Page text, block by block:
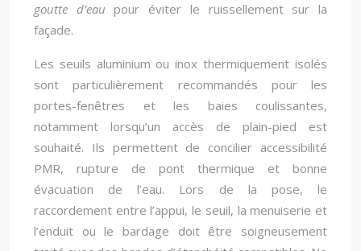
goutte d’eau pour éviter le ruissellement sur la
façade.
Les seuils aluminium ou inox thermiquement isolés
sont particulièrement recommandés pour les
portes-fenêtres et les baies coulissantes,
notamment lorsqu’un accès de plain-pied est
souhaité. Ils permettent de concilier accessibilité
PMR, rupture de pont thermique et bonne
évacuation de l’eau. Lors de la pose, le
raccordement entre l’appui, le seuil, la menuiserie et
l’enduit ou le bardage doit être soigneusement